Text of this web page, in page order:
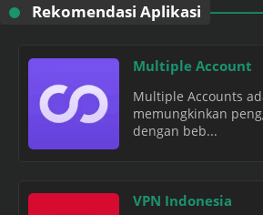
Rekomendasi Aplikasi
Multiple Account
Multiple Accounts
memungkinkan
dengan beb...
VPN Indonesia